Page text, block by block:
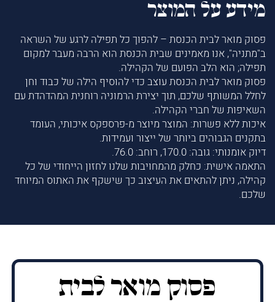
מידע על המוצר
פסוק מואר לבית הכנסת – להפוך כל תפילה לרגע של השראה
ב"מתניה", אנו מאמינים שבית הכנסת הוא הרבה מעבר למקום
תפילה; הוא הלב הפועם של הקהילה.
פסוק מואר לבית הכנסת עוצב כדי להוסיף הילה של כבוד וחן
לחלל המשותף שלכם, תוך יצירת הרמוניה רוחנית המהדהדת עם
השאיפות של חברי הקהילה.
איכות ללא פשרות: המוצר מיוצר מ-פרספקס איכותי, העומד
בתקנים הגבוהים ביותר של ייצור ועמידות.
דיוק אומנותי: גובה: 170.0, רוחב: 76.0.
התאמה אישית: כחלק מהמחויבות שלנו לחזון הייחודי של כל
קהילה, ניתן להתאים את העיצוב כך שישקף את האתוס המיוחד
שלכם.
פסוק מואר לבית